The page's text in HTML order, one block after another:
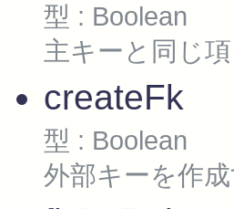
型 : Boolean
主キーと同じ
createFk
型 : Boolean
外部キーを作